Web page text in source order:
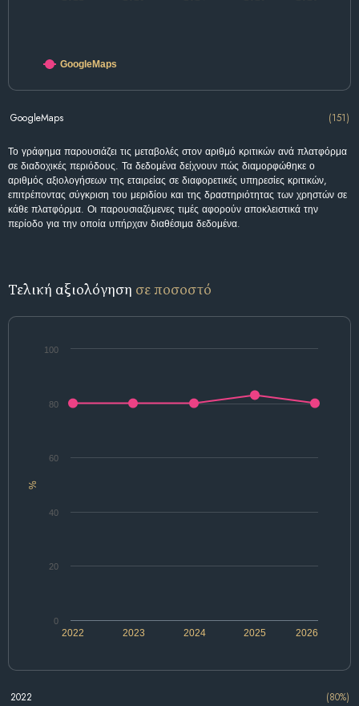
GoogleMaps
GoogleMaps (151)
Το γράφημα παρουσιάζει τις μεταβολές στον αριθμό κριτικών ανά πλατφόρμα
σε διαδοχικές περιόδους. Τα δεδομένα δείχνουν πώς διαμορφώθηκε ο
αριθμός αξιολογήσεων της εταιρείας σε διαφορετικές υπηρεσίες κριτικών,
επιτρέποντας σύγκριση του μεριδίου και της δραστηριότητας των χρηστών σε
κάθε πλατφόρμα. Οι παρουσιαζόμενες τιμές αφορούν αποκλειστικά την
περίοδο για την οποία υπήρχαν διαθέσιμα δεδομένα.
Τελική αξιολόγηση σε ποσοστό
%
2022 2024 2026
2023 2025
0
20
40
60
80
100
2022
(80%)